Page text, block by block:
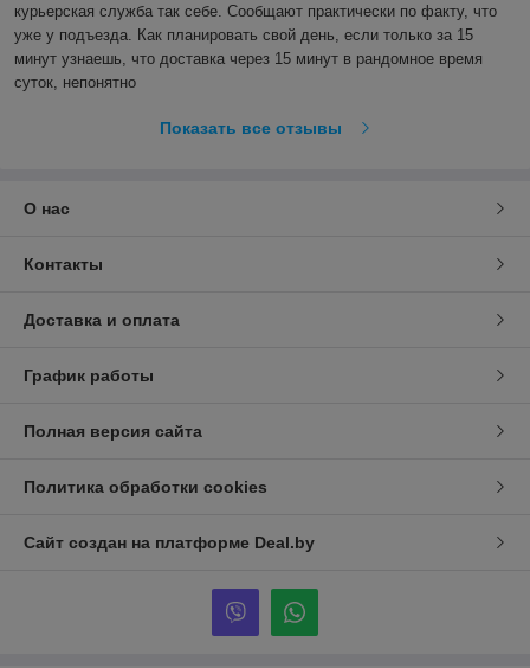
курьерская служба так себе. Сообщают практически по факту, что
уже у подъезда. Как планировать свой день, если только за 15
минут узнаешь, что доставка через 15 минут в рандомное время
суток, непонятно
Показать все отзывы
О нас
Контакты
Доставка и оплата
График работы
Полная версия сайта
Политика обработки cookies
Сайт создан на платформе Deal.by